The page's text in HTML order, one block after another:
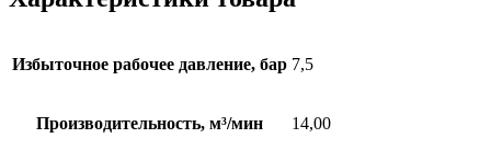
Избыточное рабочее давление, бар 7,5
Производительность, м³/мин 14,00